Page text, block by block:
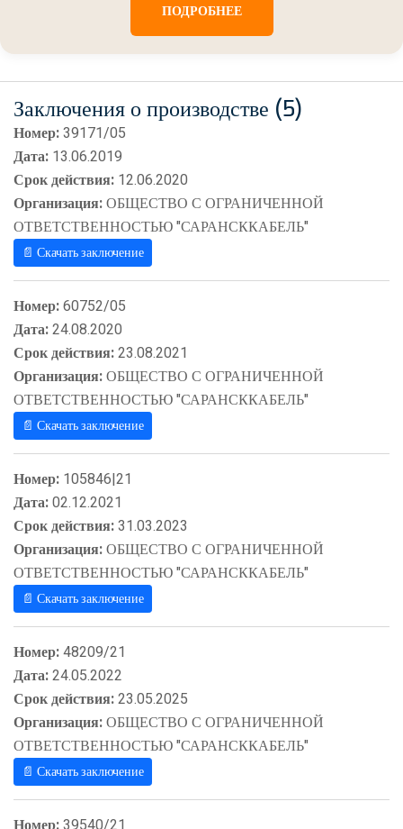
ПОДРОБНЕЕ
Заключения о производстве (5)
Номер:39171/05
Дата: 13.06.2019
Срок действия: 12.06.2020
Организация:ОБЩЕСТВО С ОГРАНИЧЕННОЙ
ОТВЕТСТВЕННОСТЬЮ "САРАНСККАБЕЛЬ"
📄 Скачать заключение
Номер:60752/05
Дата:24.08.2020
Срок действия:23.08.2021
Организация:ОБЩЕСТВО С ОГРАНИЧЕННОЙ
ОТВЕТСТВЕННОСТЬЮ "САРАНСККАБЕЛЬ"
📄 Скачать заключение
Номер: 105846|21
Дата:02.12.2021
Срок действия:31.03.2023
Организация:ОБЩЕСТВО С ОГРАНИЧЕННОЙ
ОТВЕТСТВЕННОСТЬЮ "САРАНСККАБЕЛЬ"
📄 Скачать заключение
Номер:48209/21
Дата:24.05.2022
Срок действия:23.05.2025
Организация:ОБЩЕСТВО С ОГРАНИЧЕННОЙ
ОТВЕТСТВЕННОСТЬЮ "САРАНСККАБЕЛЬ"
📄 Скачать заключение